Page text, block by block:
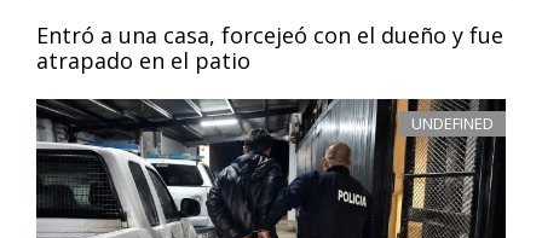
Entró a una casa, forcejeó con el dueño y fue
atrapado en el patio
UNDEFINED